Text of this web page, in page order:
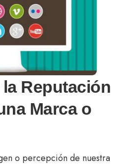
la Reputación
Marca o
o percepción de nuestra